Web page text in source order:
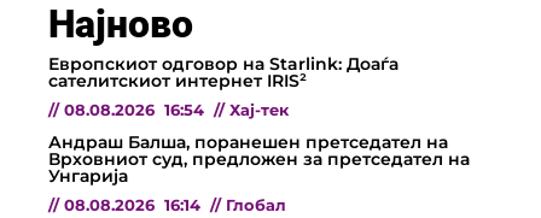
Најново
Европскиот одговор на Starlink: Доаѓа
сателитскиот интернет IRIS²
// 08.08.2026 16:54 // Хај-тек
Андраш Балша, поранешен претседател на
Врховниот суд, предложен за претседател на
Унгарија
// 08.08.2026 16:14 // Глобал